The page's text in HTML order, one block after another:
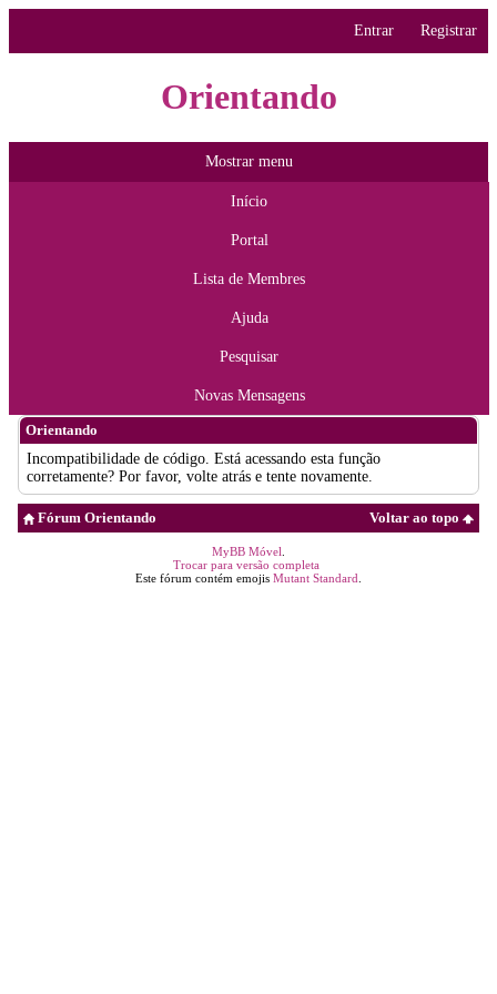
Entrar Registrar
Orientando
Mostrar menu
Início
Portal
Lista de Membres
Ajuda
Pesquisar
Novas Mensagens
Orientando
Incompatibilidade de código. Está acessando esta função
corretamente? Por favor, volte atrás e tente novamente.
Voltar ao topo
Fórum Orientando
MyBB Móvel
Trocar para versão completa
Este fórum contém emojis Mutant Standard